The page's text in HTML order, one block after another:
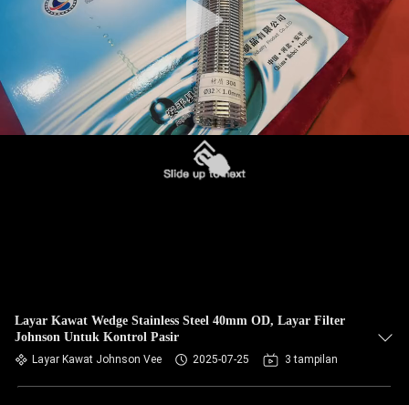
Layar Kawat Wedge Stainless Steel 40mm OD, Layar Filter
Johnson Untuk Kontrol Pasir
Layar Kawat Johnson Vee 2025-07-25 3 tampilan